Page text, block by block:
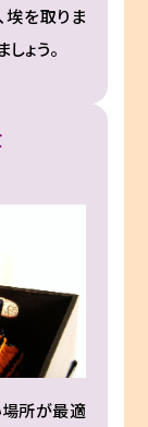
埃を取りま
ょう。
場所が最適